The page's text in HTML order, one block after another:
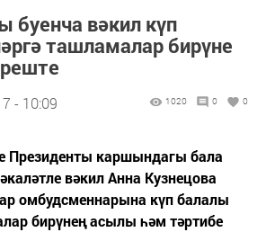
буенча вәкил күп
ташламалар бирүне
- 10:09 1020 0 0
Президенты каршындагы бала
вәкил Анна Кузнецова
омбудсменнарына күп балалы
бирүнең асылы һәм тәртибе